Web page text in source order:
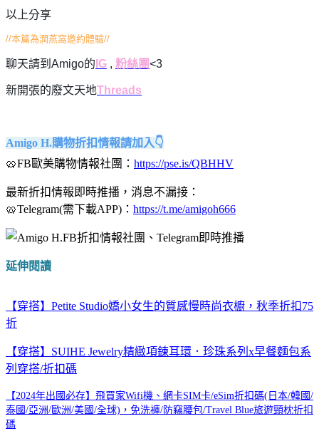
以上分享
//本篇為潤燕窩邀約體驗//
聊天請到Amigo的 IG , 粉絲團<3
新開張的廢文天地Threads
Amigo H.購物折扣情報請加入👇
🥨FB歐美購物情報社團： https://pse.is/QBHHV
最新折扣情報即時推播，消息不漏接：
🥨Telegram(需下載APP)： https://t.me/amigoh666
延伸閱讀
【穿搭】Petite Studio嬌小女生的質感慢時尚衣櫥，秋季折扣75
折
【穿搭】SUIHE Jewelry精緻項鍊耳環．珍珠系列x早餐麵包系
列穿搭/折扣碼
【2024年出國必存】飛買家Wifi機、網卡SIM卡/eSim折扣碼(日本/韓國/
泰國/亞洲/歐洲/美國/全球)，免洗褲/防竊腰包/Travel Blue旅遊頸枕折扣
碼